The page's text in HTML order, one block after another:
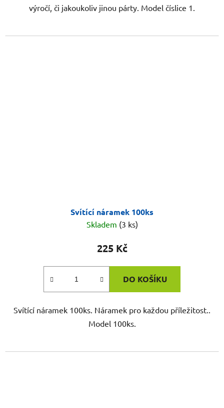
výročí, či jakoukoliv jinou párty. Model číslice 1.
Svítící náramek 100ks
Skladem (3 ks)
225 Kč
DO KOŠÍKU
Svítící náramek 100ks. Náramek pro každou příležitost..
Model 100ks.